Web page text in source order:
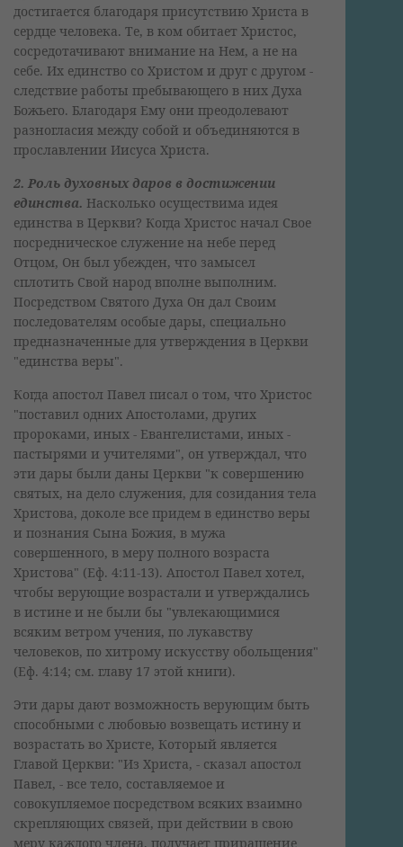
достигается благодаря присутствию Христа в
сердце человека. Те, в ком обитает Христос,
сосредотачивают внимание на Нем, а не на
себе. Их единство со Христом и друг с другом -
следствие работы пребывающего в них Духа
Божьего. Благодаря Ему они преодолевают
разногласия между собой и объединяются в
прославлении Иисуса Христа.
2. Роль духовных даров в достижении
единства. Насколько осуществима идея
единства в Церкви? Когда Христос начал Свое
посредническое служение на небе перед
Отцом, Он был убежден, что замысел
сплотить Свой народ вполне выполним.
Посредством Святого Духа Он дал Своим
последователям особые дары, специально
предназначенные для утверждения в Церкви
"единства веры".
Когда апостол Павел писал о том, что Христос
"поставил одних Апостолами, других
пророками, иных - Евангелистами, иных -
пастырями и учителями", он утверждал, что
эти дары были даны Церкви "к совершению
святых, на дело служения, для созидания тела
Христова, доколе все придем в единство веры
и познания Сына Божия, в мужа
совершенного, в меру полного возраста
Христова" (Еф. 4:11-13). Апостол Павел хотел,
чтобы верующие возрастали и утверждались
в истине и не были бы "увлекающимися
всяким ветром учения, по лукавству
человеков, по хитрому искусству обольщения"
(Еф. 4:14; см. главу 17 этой книги).
Эти дары дают возможность верующим быть
способными с любовью возвещать истину и
возрастать во Христе, Который является
Главой Церкви: "Из Христа, - сказал апостол
Павел, - все тело, составляемое и
совокупляемое посредством всяких взаимно
скрепляющих связей, при действии в свою
меру каждого члена, получает приращение